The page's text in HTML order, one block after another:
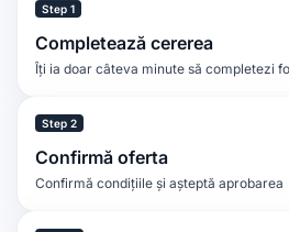
Step 1
Completează cererea
Îți ia doar câteva minute să completezi
Step 2
Confirmă oferta
Confirmă condițiile și așteptă aprobarea